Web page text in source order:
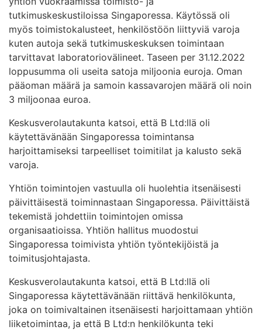
tutkimuskeskustiloissa Singaporessa. Käytössä oli
myös toimistokalusteet, henkilöstöön liittyviä varoja
kuten autoja sekä tutkimuskeskuksen toimintaan
tarvittavat laboratoriovälineet. Taseen per 31.12.2022
loppusumma oli useita satoja miljoonia euroja. Oman
pääoman määrä ja samoin kassavarojen määrä oli noin
3 miljoonaa euroa.
Keskusverolautakunta katsoi, että B Ltd:llä oli
käytettävänään Singaporessa toimintansa
harjoittamiseksi tarpeelliset toimitilat ja kalusto sekä
varoja.
Yhtiön toimintojen vastuulla oli huolehtia itsenäisesti
päivittäisestä toiminnastaan Singaporessa. Päivittäistä
tekemistä johdettiin toimintojen omissa
organisaatioissa. Yhtiön hallitus muodostui
Singaporessa toimivista yhtiön työntekijöistä ja
toimitusjohtajasta.
Keskusverolautakunta katsoi, että B Ltd:llä oli
Singaporessa käytettävänään riittävä henkilökunta,
joka on toimivaltainen itsenäisesti harjoittamaan yhtiön
liiketoimintaa, ja että B Ltd:n henkilökunta teki